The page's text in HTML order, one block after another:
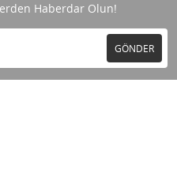
Haberdar Olun!
GÖNDER